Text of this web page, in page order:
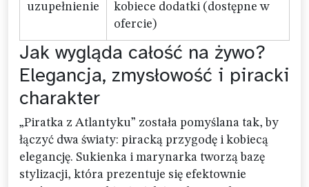
uzupełnienie
kobiece dodatki (dostępne w
ofercie)
Jak wygląda całość na żywo?
Elegancja, zmysłowość i piracki
charakter
„Piratka z Atlantyku” została pomyślana tak, by
łączyć dwa światy: piracką przygodę i kobiecą
elegancję. Sukienka i marynarka tworzą bazę
stylizacji, która prezentuje się efektownie